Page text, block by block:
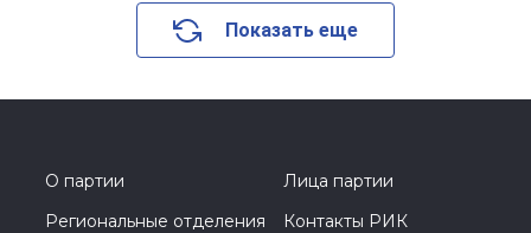
Показать еще
О партии
Лица партии
Региональные отделения
Контакты РИК